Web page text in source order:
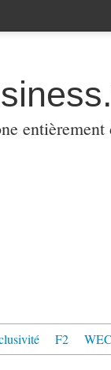
F2 WEC